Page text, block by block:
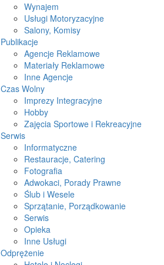
Wynajem
Usługi Motoryzacyjne
Salony, Komisy
Publikacje
Agencje Reklamowe
Materiały Reklamowe
Inne Agencje
Czas Wolny
Imprezy Integracyjne
Hobby
Zajęcia Sportowe i Rekreacyjne
Serwis
Informatyczne
Restauracje, Catering
Fotografia
Adwokaci, Porady Prawne
Ślub i Wesele
Sprzątanie, Porządkowanie
Serwis
Opieka
Inne Usługi
Odprężenie